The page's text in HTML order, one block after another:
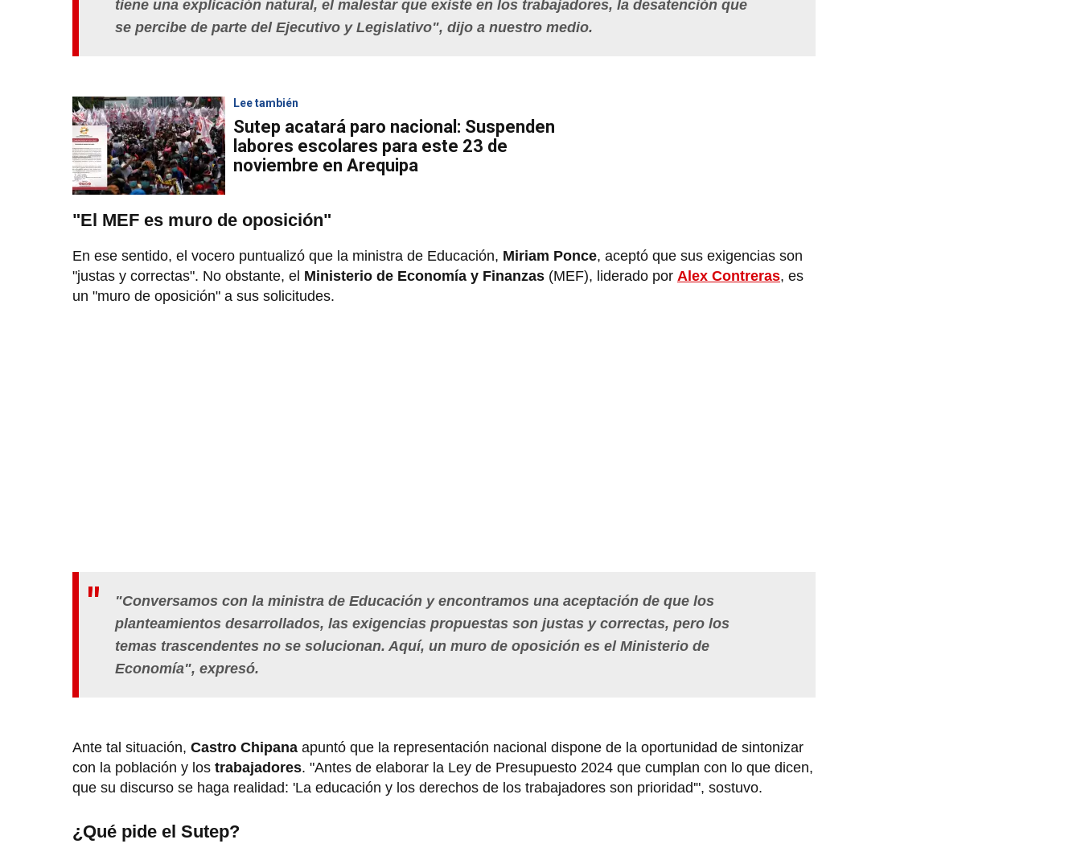
tiene una explicación natural, el malestar que existe en los trabajadores, la desatención que
se percibe de parte del Ejecutivo y Legislativo", dijo a nuestro medio.
Lee también
Sutep acatará paro nacional: Suspenden
labores escolares para este 23 de
noviembre en Arequipa
"El MEF es muro de oposición"
En ese sentido, el vocero puntualizó que la ministra de Educación, Miriam Ponce, aceptó que sus exigencias son
"justas y correctas". No obstante, el Ministerio de Economía y Finanzas (MEF), liderado por Alex Contreras, es
un "muro de oposición" a sus solicitudes.
"Conversamos con la ministra de Educación y encontramos una aceptación de que los
planteamientos desarrollados, las exigencias propuestas son justas y correctas, pero los
temas trascendentes no se solucionan. Aquí, un muro de oposición es el Ministerio de
Economía", expresó.
Ante tal situación, Castro Chipana apuntó que la representación nacional dispone de la oportunidad de sintonizar
con la población y los trabajadores. "Antes de elaborar la Ley de Presupuesto 2024 que cumplan con lo que dicen,
que su discurso se haga realidad: 'La educación y los derechos de los trabajadores son prioridad'", sostuvo.
¿Qué pide el Sutep?